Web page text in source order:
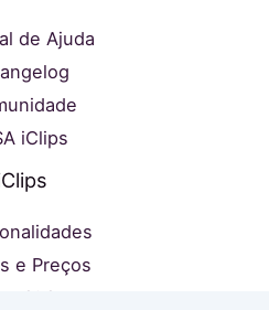
de Ajuda
iClips
e Preços